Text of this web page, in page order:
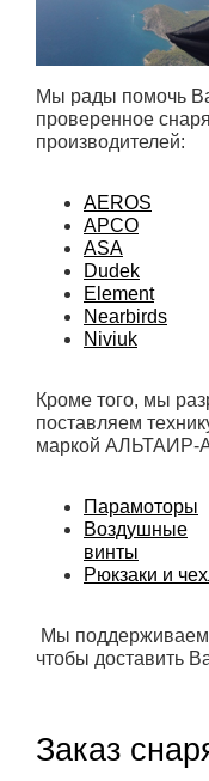
Мы рады помочь
проверенное
производителей:
AEROS
APCO
ASA
Dudek
Element
Nearbirds
Niviuk
Кроме того, мы
поставляем
маркой АЛЬТАИР-
Парамоторы
Воздушные
винты
Рюкзаки и
Мы поддерживаем
чтобы доставить
Заказ